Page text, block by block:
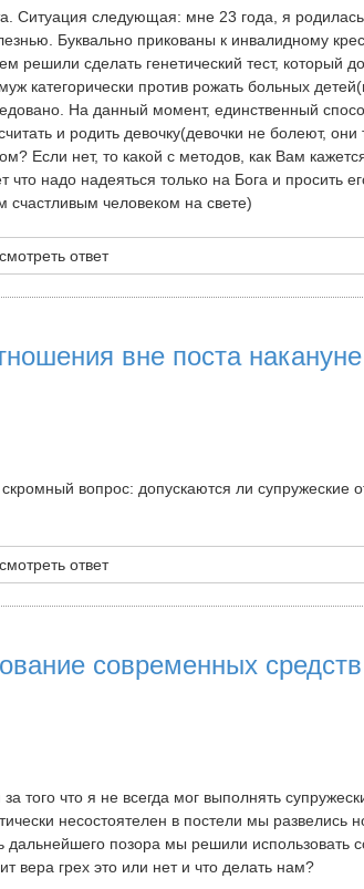
Ситуация следующая: мне 23 года, я
Буквально прикованы к инвалидному
сделать генетический тест, который
категорически против рожать больных
На данный момент, единственный
и родить девочку(девочки не болеют, они
Если нет, то какой с методов, как Вам
надо надеяться только на Бога и просить
счастливым человеком на свете)
ответ
вне поста накануне
вопрос: допускаются ли супружеские
ответ
современных
того что я не всегда мог выполнять
несостоятелен в постели мы развелись
дальнейшего позора мы решили использовать
вера грех это или нет и что делать нам?